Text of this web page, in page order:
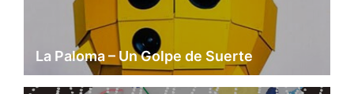
La Paloma – Un Golpe de Suerte